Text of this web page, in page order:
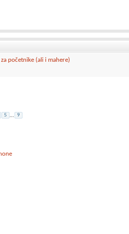
početnike (ali i mahere)
5 ... 9